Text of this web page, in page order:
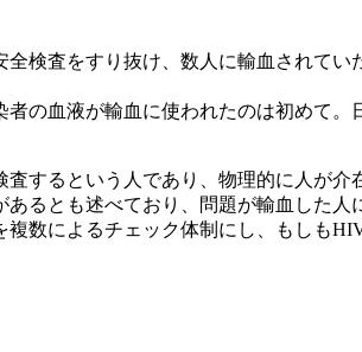
検査をすり抜け、数人に輸血されて
血液が輸血に使われたのは初めて。
するという人であり、物理的に人が
るとも述べており、問題が輸血した
数によるチェック体制にし、もしも